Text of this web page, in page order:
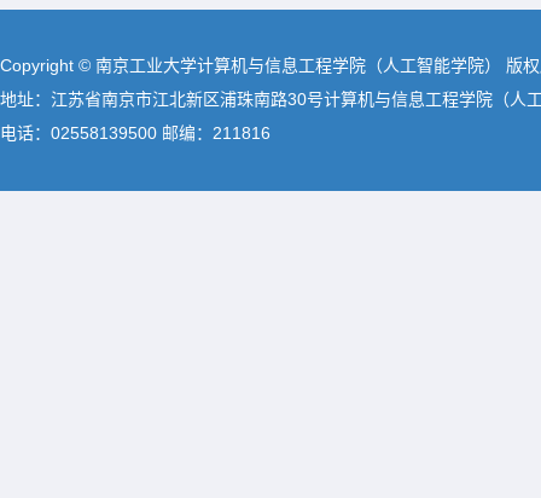
Copyright © 南京工业大学计算机与信息工程学院（人工智能学院） 版
地址：江苏省南京市江北新区浦珠南路30号计算机与信息工程学院（人
电话：02558139500 邮编：211816